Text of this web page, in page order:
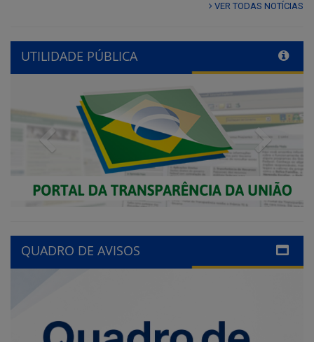
VER TODAS NOTÍCIAS
UTILIDADE PÚBLICA
Previous Next
QUADRO DE AVISOS